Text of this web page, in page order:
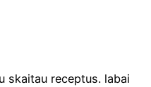
skai­tau recep­tus. labai